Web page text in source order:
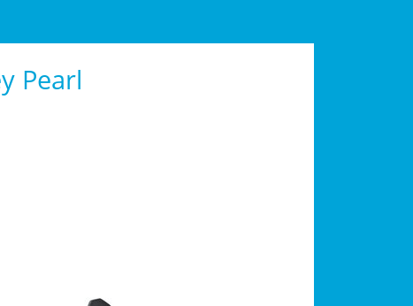
Pearl